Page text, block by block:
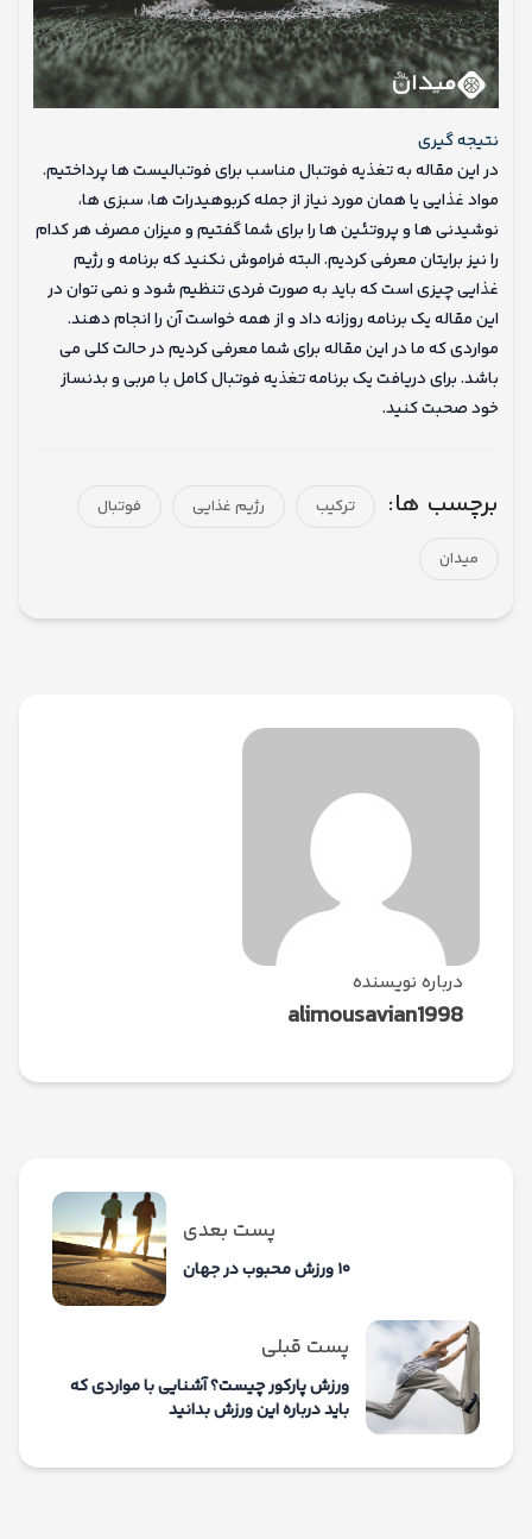
نتیجه گیری
در این مقاله به تغذیه فوتبال مناسب برای فوتبالیست ها پرداختیم.
مواد غذایی یا همان مورد نیاز از جمله کربوهیدرات ها، سبزی ها،
نوشیدنی ها و پروتئین ها را برای شما گفتیم و میزان مصرف هر کدام
را نیز برایتان معرفی کردیم. البته فراموش نکنید که برنامه و رژیم
غذایی چیزی است که باید به صورت فردی تنظیم شود و نمی توان در
این مقاله یک برنامه روزانه داد و از همه خواست آن را انجام دهند.
مواردی که ما در این مقاله برای شما معرفی کردیم در حالت کلی می
باشد. برای دریافت یک برنامه تغذیه فوتبال کامل با مربی و بدنساز
خود صحبت کنید.
برچسب ها: ترکیب رژیم غذایی فوتبال
میدان
درباره نویسنده
alimousavian1998
پست قبلی
ورزش پارکور چیست؟ آشنایی با مواردی که
باید درباره این ورزش بدانید
پست بعدی
۱۰ ورزش محبوب در جهان